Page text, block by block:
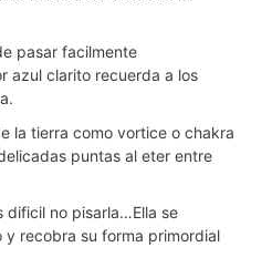
pasar facilmente
azul clarito recuerda a los
la tierra como vortice o chakra
puntas al eter entre
dificil no pisarla…Ella se
y recobra su forma primordial